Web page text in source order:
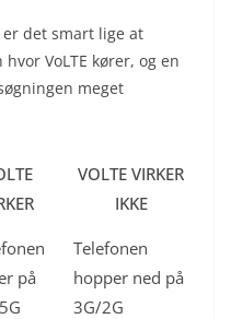
det smart lige at
VoLTE kører, og en
meget
VOLTE VIRKER
IKKE
på
Telefonen
hopper ned på
3G/2G